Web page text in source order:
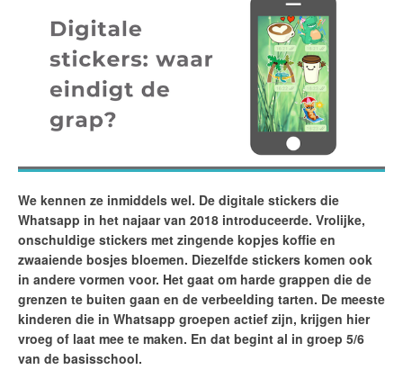
We kennen ze inmiddels wel. De digitale stickers die
Whatsapp in het najaar van 2018 introduceerde. Vrolijke,
onschuldige stickers met zingende kopjes koffie en
zwaaiende bosjes bloemen. Diezelfde stickers komen ook
in andere vormen voor. Het gaat om harde grappen die de
grenzen te buiten gaan en de verbeelding tarten. De meeste
kinderen die in Whatsapp groepen actief zijn, krijgen hier
vroeg of laat mee te maken. En dat begint al in groep 5/6
van de basisschool.